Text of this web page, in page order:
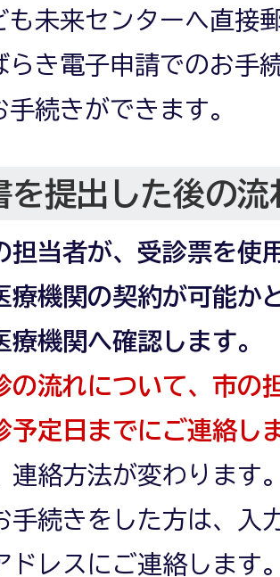
も未来センターへ直接
らき電子申請でのお手
手続きができます。
を提出した後の流
担当者が、受診票を使
療機関の契約が可能か
療機関へ確認します。
の流れについて、市の
予定日までにご連絡し
連絡方法が変わります
手続きをした方は、入
ドレスにご連絡します